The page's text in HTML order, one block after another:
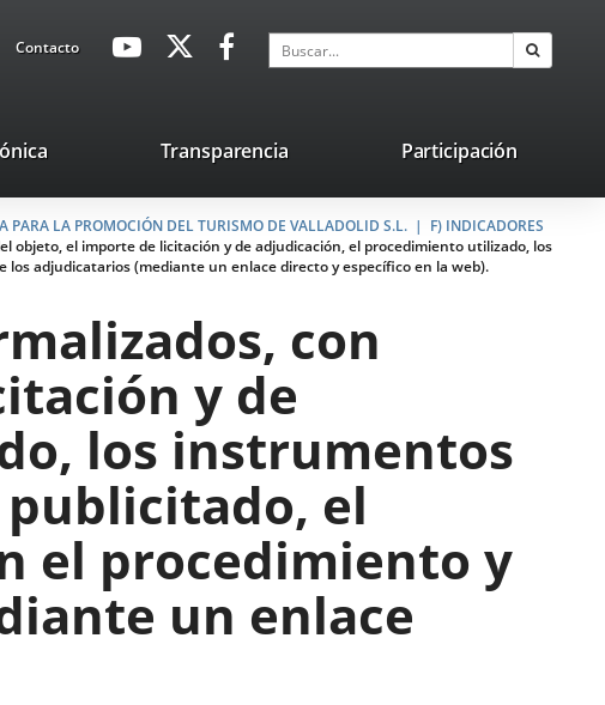
ContactoavaHeaderSocial
Enlace
externa.
Enlace
aplicación
externa.
Enlace
aplicación
externa.
Buscar
Enlace
una
aplicación
externa.
Transparencia Participación
PARA LA PROMOCIÓN DEL TURISMO DE VALLADOLID S.L.
F) INDICADORES
objeto, el importe de licitación y de adjudicación, el procedimiento utilizado, los
adjudicatarios (mediante un enlace directo y específico en la web).
con
y de
los instrumentos
publicitado, el
el procedimiento y
un enlace